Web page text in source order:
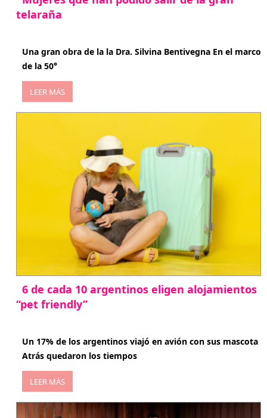
telaraña
Una gran obra de la la Dra. Silvina Bentivegna En el marco
de la 50°
LEER MÁS
6 de cada 10 argentinos eligen alojamientos
“pet friendly”
Un 17% de los argentinos viajó en avión con sus mascota
Atrás quedaron los tiempos
LEER MÁS